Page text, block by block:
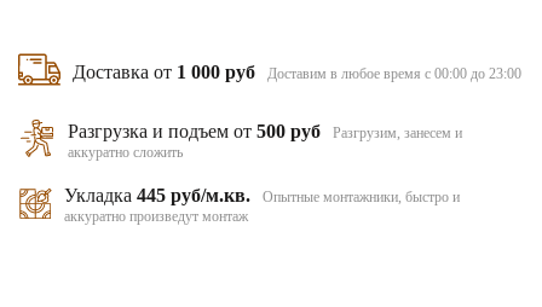
Доставка от 1 000 руб Доставим в любое время с 00:00 до 23:00
Разгрузка и подъем от500 руб
Разгрузим, занесем и
аккуратно сложить
Укладка 445 руб/м.кв.
Опытные монтажники, быстро и
аккуратно произведут монтаж